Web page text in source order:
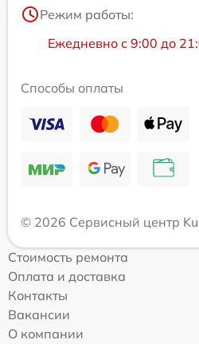
Режим работы:
Ежедневно с 9:00 до
Способы оплаты
© 2026 Сервисный центр
Стоимость ремонта
Оплата и доставка
Контакты
Вакансии
О компании